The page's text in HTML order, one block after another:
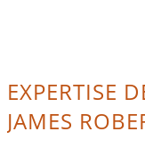
EXPERTISE
JAMES